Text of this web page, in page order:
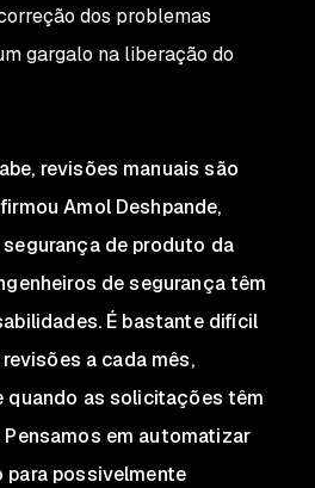
dos problemas
gargalo na liberação do
revisões manuais são
Amol Deshpande,
de produto da
de segurança têm
É bastante difícil
a cada mês,
quando as solicitações têm
em automatizar
para possivelmente